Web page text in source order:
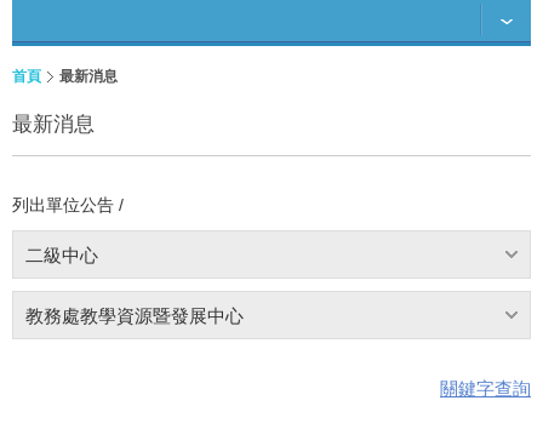
首頁 最新消息
最新消息
列出單位公告 /
二級中心
教務處教學資源暨發展中心
關鍵字查詢